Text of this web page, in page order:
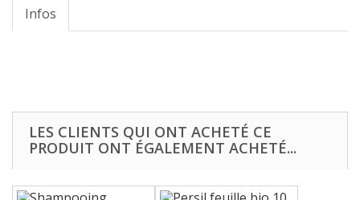
Infos
LES CLIENTS QUI ONT ACHETÉ CE
PRODUIT ONT ÉGALEMENT ACHETÉ...